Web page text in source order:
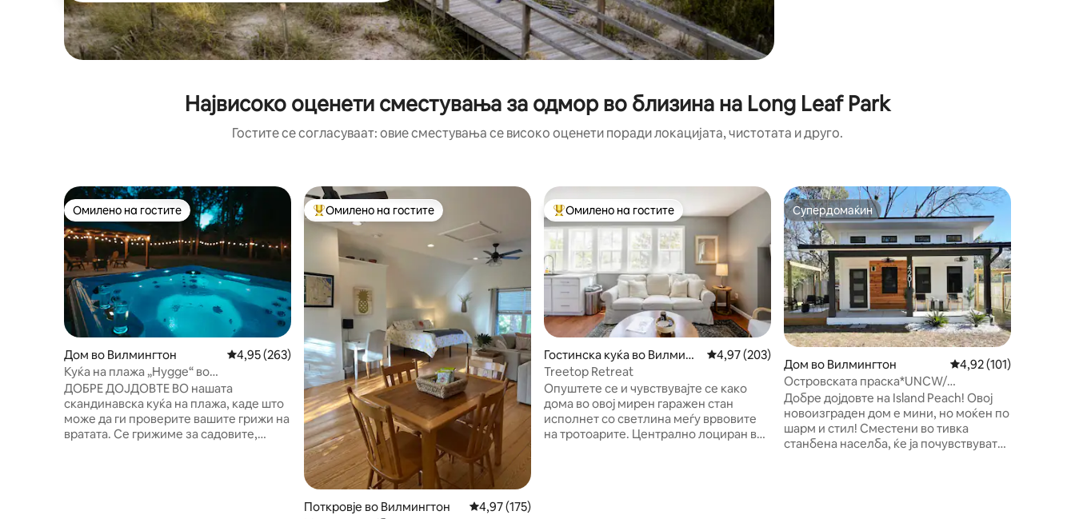
Највисоко оценети сместувања за одмор во близина на Long Leaf Park
Гостите се согласуваат: овие сместувања се високо оценети поради локацијата, чистотата и друго.
Омилено на гостите
Омилено на гостите
Дом во Вилмингтон Просечна оцена: 4,95 од 5, 263 рецензии
4,95 (263)
Куќа на плажа „Hygge“ во
Midtown_џакузи и миленичиња!
ДОБРЕ ДОЈДОВТЕ ВО нашата
скандинавска куќа на плажа, каде што
може да ги проверите вашите грижи на
вратата. Се грижиме за садовите,
Меѓу најуспешните „Омилени на гостите“
Омилено на гостите
Поткровје во Вилмингтон Просечна оцена: 4,97 од 5, 175 рецензии
4,97 (175)
Меѓу најуспешните „Омилени на гостите“
Омилено на гостите
Гостинска куќа во Вилминг
тон
Просечна оцена: 4,97 од 5, 203 рецензии
4,97 (203)
Treetop Retreat
Опуштете се и чувствувајте се како
дома во овој мирен гаражен стан
исполнет со светлина меѓу врвовите
на тротоарите. Централно лоциран во
Супердомаќин
Супердомаќин
Дом во Вилмингтон Просечна оцена:
4,92 (101)
Островската праска*UNCW/
ПЛАЖА*Ограден двор
Добре дојдовте на Island Peach! Овој
новоизграден дом е мини, но моќен по
шарм и стил! Сместени во тивка
станбена населба, ќе ја почувствувате